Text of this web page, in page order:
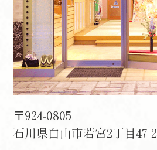
〒924-0805
石川県白山市若宮2丁目47-2